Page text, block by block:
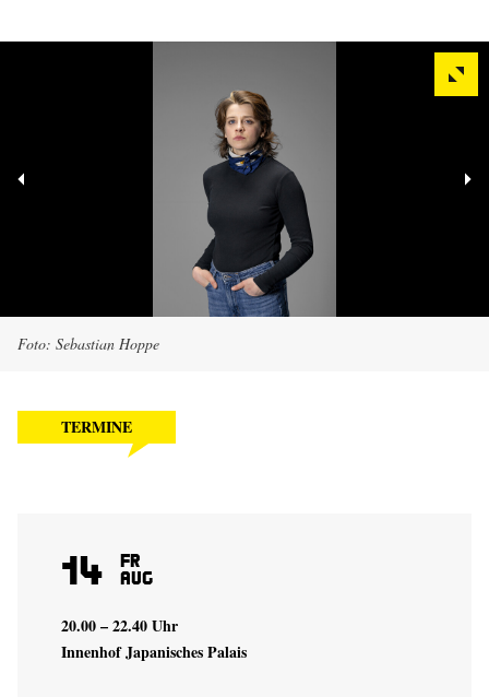
Foto: Sebastian Hoppe
TERMINE
14 Fr
Aug
20.00 – 22.40 Uhr
Innenhof Japanisches Palais